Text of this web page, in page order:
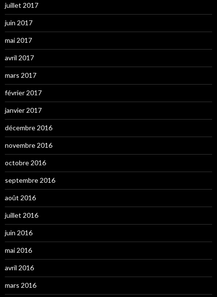
juillet 2017
juin 2017
mai 2017
avril 2017
mars 2017
février 2017
janvier 2017
décembre 2016
novembre 2016
octobre 2016
septembre 2016
août 2016
juillet 2016
juin 2016
mai 2016
avril 2016
mars 2016